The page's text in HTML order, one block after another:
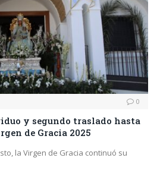
0
y segundo traslado hasta
de Gracia 2025
la Virgen de Gracia continuó su